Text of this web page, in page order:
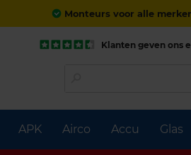
Monteurs voor alle
APK Airco Accu Glas
Klanten geven ons